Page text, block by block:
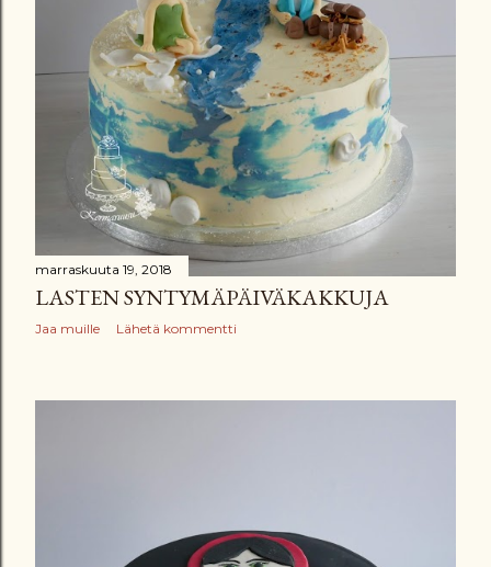
marraskuuta 19, 2018
LASTEN SYNTYMÄPÄIVÄKAKKUJA
Jaa muille Lähetä kommentti